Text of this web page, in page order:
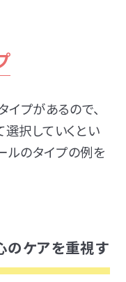
プがあるので、
択していくとい
ルのタイプの例を
のケアを重視す